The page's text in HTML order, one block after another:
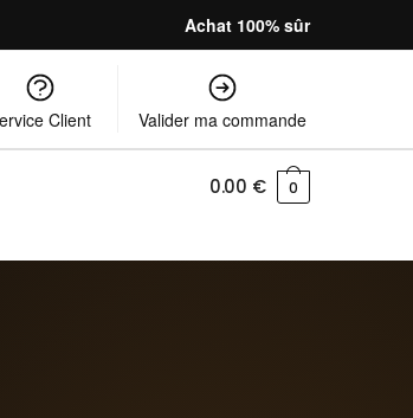
Achat 100% sûr
Client Valider ma commande
0.00 € 0